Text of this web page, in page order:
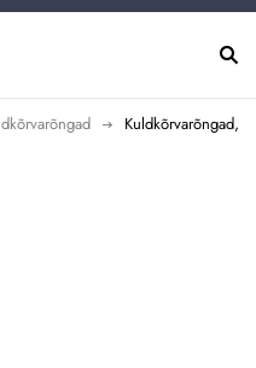
Kuldkõrvarõngad,